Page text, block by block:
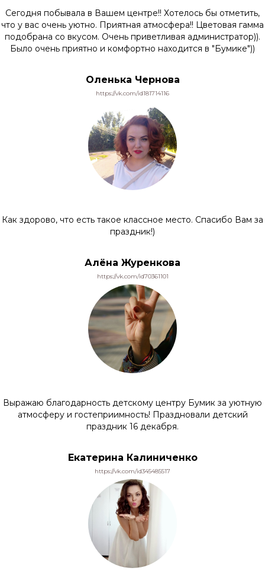
Сегодня побывала в Вашем центре!! Хотелось бы отметить,
что у вас очень уютно. Приятная атмосфера!! Цветовая гамма
подобрана со вкусом. Очень приветливая администратор)).
Было очень приятно и комфортно находится в "Бумике"))
Оленька Чернова
https://vk.com/id181714116
Как здорово, что есть такое классное место. Спасибо Вам за
праздник!)
Алёна Журенкова
https://vk.com/id70361101
Выражаю благодарность детскому центру Бумик за уютную
атмосферу и гостеприимность! Праздновали детский
праздник 16 декабря.
Екатерина Калиниченко
https://vk.com/id345485517
+7 963 909-55-33
ВКонтакте Ин***грам
Telegram
MAX
10:00 — 20:00
Воскресенье —
выходной
Вопрос-ответ
Контакты
О центре